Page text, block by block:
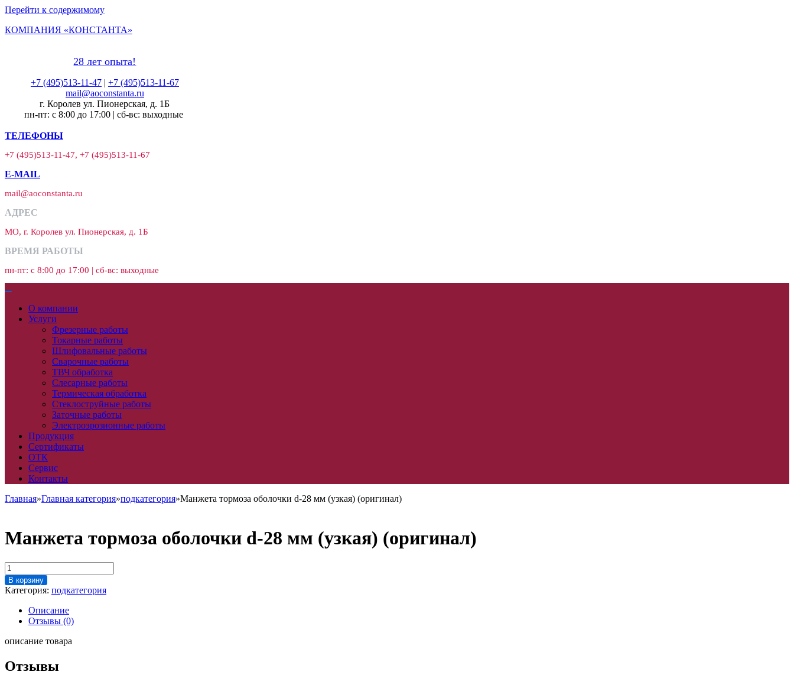
Перейти к содержимому
КОМПАНИЯ «КОНСТАНТА»
28 лет опыта!
+7 (495)513-11-47| +7 (495)513-11-67
mail@aoconstanta.ru
г. Королев ул. Пионерская, д. 1Б
пн-пт: с 8:00 до 17:00 | сб-вс: выходные
ТЕЛЕФОНЫ
+7 (495)513-11-47, +7 (495)513-11-67
E-MAIL
mail@aoconstanta.ru
АДРЕС
МО, г. Королев ул. Пионерская, д. 1Б
ВРЕМЯ РАБОТЫ
пн-пт: с 8:00 до 17:00 | сб-вс: выходные
О компании
Услуги
Фрезерные работы
Токарные работы
Шлифовальные работы
Сварочные работы
ТВЧ обработка
Слесарные работы
Термическая обработка
Стеклоструйные работы
Заточные работы
Электроэрозионные работы
Продукция
Сертификаты
ОТК
Сервис
Контакты
Главная»Главная категория»подкатегория»Манжета тормоза оболочки d-28 мм (узкая) (оригинал)
Манжета тормоза оболочки d-28 мм (узкая) (оригинал)
Количество
товара
Манжета
тормоза
оболочки
мм
(оригинал)
В корзину
Категория: подкатегория
Описание
Отзывы (0)
описание товара
Отзывы